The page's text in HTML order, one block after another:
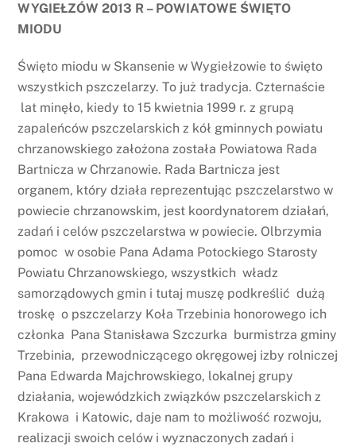
WYGIEŁZÓW 2013 R – POWIATOWE ŚWIĘTO
MIODU
Święto miodu w Skansenie w Wygiełzowie to święto
wszystkich pszczelarzy. To już tradycja. Czternaście
lat minęło, kiedy to 15 kwietnia 1999 r. z grupą
zapaleńców pszczelarskich z kół gminnych powiatu
chrzanowskiego założona została Powiatowa Rada
Bartnicza w Chrzanowie. Rada Bartnicza jest
organem, który działa reprezentując pszczelarstwo w
powiecie chrzanowskim, jest koordynatorem działań,
zadań i celów pszczelarstwa w powiecie. Olbrzymia
pomoc w osobie Pana Adama Potockiego Starosty
Powiatu Chrzanowskiego, wszystkich władz
samorządowych gmin i tutaj muszę podkreślić dużą
troskę o pszczelarzy Koła Trzebinia honorowego ich
członka Pana Stanisława Szczurka burmistrza gminy
Trzebinia, przewodniczącego okręgowej izby rolniczej
Pana Edwarda Majchrowskiego, lokalnej grupy
działania, wojewódzkich związków pszczelarskich z
Krakowa i Katowic, daje nam to możliwość rozwoju,
realizacji swoich celów i wyznaczonych zadań i